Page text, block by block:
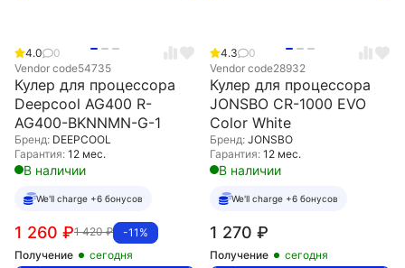
4.0
0
Vendor code54735
Кулер для процессора
Deepcool AG400 R-
AG400-BKNNMN-G-1
Бренд: DEEPCOOL
Гарантия: 12 мес.
В наличии
We'll charge +6 бонусов
-11%
1 420₽
1 260 ₽
Получение сегодня
4.3
0
Vendor code28932
Кулер для процессора
JONSBO CR-1000 EVO
Color White
Бренд: JONSBO
Гарантия: 12 мес.
В наличии
We'll charge +6 бонусов
1 270 ₽
Получение сегодня